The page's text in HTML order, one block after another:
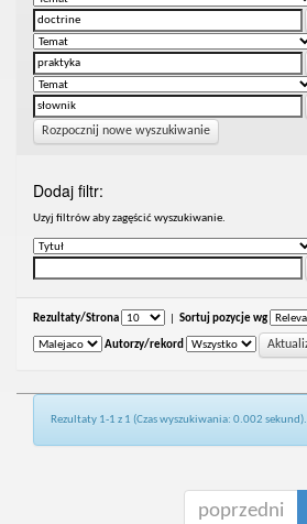
Rozpocznij nowe wyszukiwanie
Dodaj filtr:
Uzyj filtrów aby zagęścić wyszukiwanie.
Rezultaty/Strona Sortuj pozycje wg
Autorzy/rekord
Rezultaty 1-1 z 1 (Czas wyszukiwania: 0.002 sekund).
poprzedni